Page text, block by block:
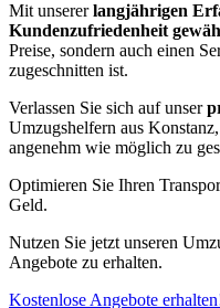
Mit unsererlangjährigen
Kundenzufriedenheit
Preise, sondern auch einen
zugeschnitten ist.
Verlassen Sie sich auf unser
Umzugshelfern aus
angenehm wie möglich zu
Optimieren Sie Ihren
Geld.
Nutzen Sie jetzt unseren
Angebote zu erhalten.
Kostenlose Angebote